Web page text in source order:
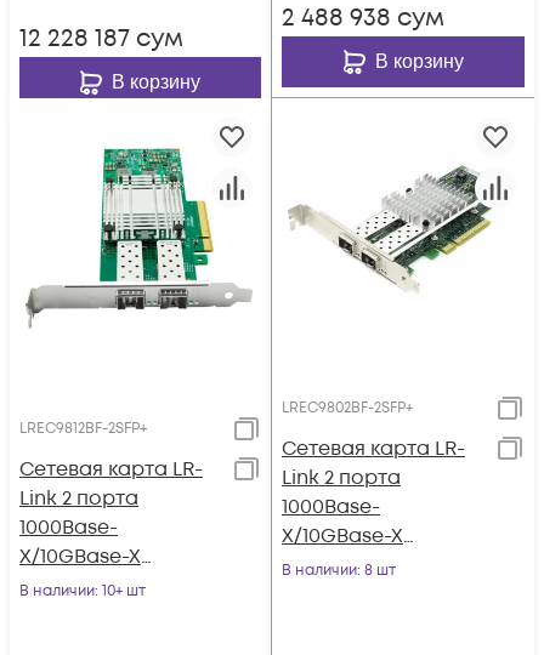
12 228 187 сум
В корзину
2 488 938 сум
В корзину
LREC9812BF-2SFP+
Сетевая карта LR-
Link 2 порта
1000Base-
X/10GBase-X
LREC9812BF-2SFP+
В наличии: 10+ шт
LREC9802BF-2SFP+
Сетевая карта LR-
Link 2 порта
1000Base-
X/10GBase-X
LREC9802BF-2SFP+
В наличии: 8 шт